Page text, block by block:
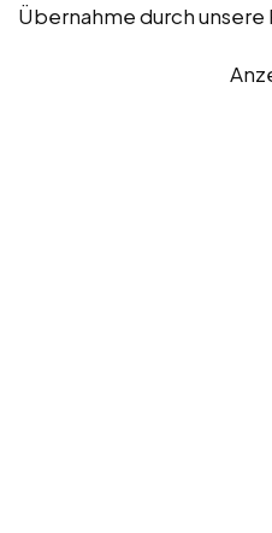
Übernahme durch